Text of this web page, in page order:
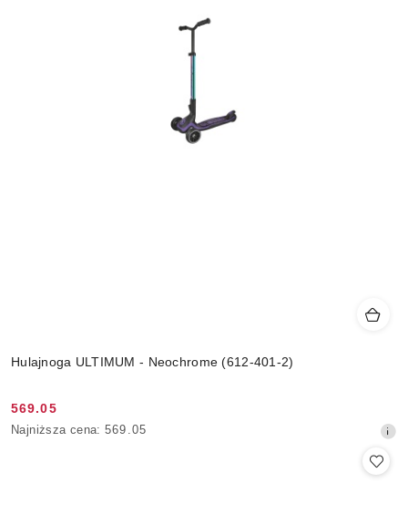
Hulajnoga ULTIMUM - Neochrome (612-401-2)
Cena
promocyjna:
569.05
Najniższa
Najniższa cena: 569.05